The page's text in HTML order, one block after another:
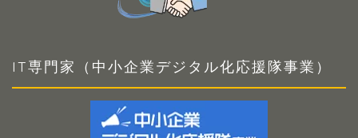
IT専門家（中小企業デジタル化応援隊事業）